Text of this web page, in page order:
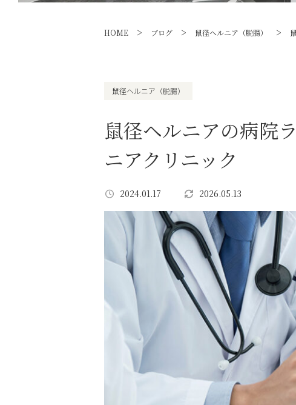
HOME > ブログ > 鼠径ヘルニア（脱腸） >
鼠径ヘルニア（脱腸）
鼠径ヘルニアの病院
ニアクリニック
2024.01.17 2026.05.13